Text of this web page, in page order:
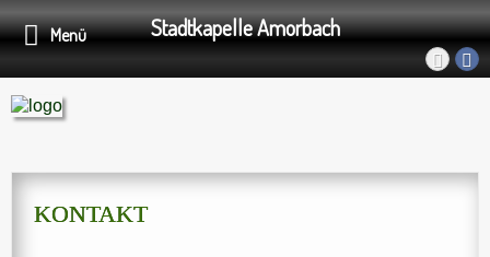
KONTAKT
Menü Stadtkapelle Amorbach